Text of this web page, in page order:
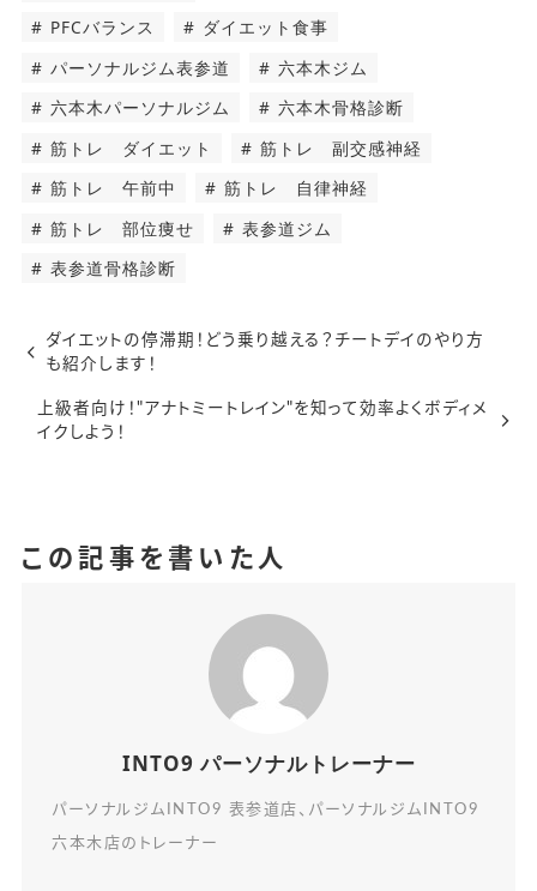
PFCバランス
ダイエット食事
パーソナルジム表参道
六本木ジム
六本木パーソナルジム
六本木骨格診断
筋トレ ダイエット
筋トレ 副交感神経
筋トレ 午前中
筋トレ 自律神経
筋トレ 部位痩せ
表参道ジム
表参道骨格診断
ダイエットの停滞期！どう乗り越える？チートデイのやり方
も紹介します！
上級者向け！"アナトミートレイン"を知って効率よくボディメ
イクしよう！
この記事を書いた人
INTO9 パーソナルトレーナー
パーソナルジムINTO9 表参道店、パーソナルジムINTO9
六本木店のトレーナー